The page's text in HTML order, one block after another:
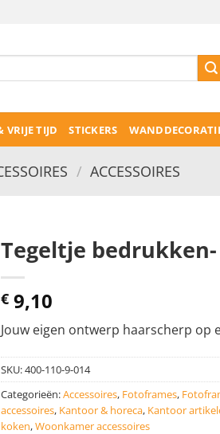
VRIJE TIJD STICKERS
/ ACCESSOIRES
Tegeltje bedrukken-
€ 9,10
Jouw eigen ontwerp haarscherp op
SKU:400-110-9-014
Categorieën:Accessoires, Fotoframes,
accessoires, Kantoor & horeca, Kantoor
koken,Woonkamer accessoires